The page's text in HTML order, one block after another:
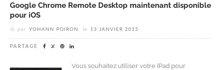
Google Chrome Remote Desktop maintenant disponible
pour iOS
par YOHANN POIRON le 13 JANVIER 2015
PARTAGE
Vous souhaitez utiliser votre iPad pour